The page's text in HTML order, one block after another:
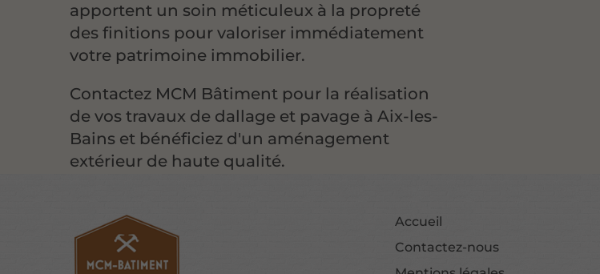
apportent un soin méticuleux à la propreté
des finitions pour valoriser immédiatement
votre patrimoine immobilier.
Contactez MCM Bâtiment pour la réalisation
de vos travaux de dallage et pavage à Aix-les-
Bains et bénéficiez d'un aménagement
extérieur de haute qualité.
Accueil
Contactez-nous